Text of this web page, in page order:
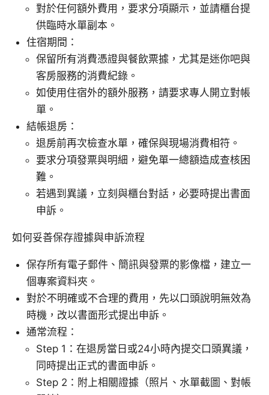
對於任何額外費用，要求分項顯示，並請櫃台提
供臨時水單副本。
住宿期間：
保留所有消費憑證與餐飲票據，尤其是迷你吧與
客房服務的消費紀錄。
如使用住宿外的額外服務，請要求專人開立對帳
單。
結帳退房：
退房前再次檢查水單，確保與現場消費相符。
要求分項發票與明細，避免單一總額造成查核困
難。
若遇到異議，立刻與櫃台對話，必要時提出書面
申訴。
如何妥善保存證據與申訴流程
保存所有電子郵件、簡訊與發票的影像檔，建立一
個專案資料夾。
對於不明確或不合理的費用，先以口頭說明無效為
時機，改以書面形式提出申訴。
通常流程：
Step 1：在退房當日或24小時內提交口頭異議，
同時提出正式的書面申訴。
Step 2：附上相關證據（照片、水單截圖、對帳